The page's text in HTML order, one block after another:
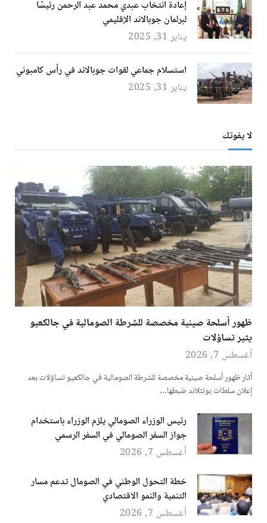
إعادة انتخاب عبدي محمد عبد الرحمن رئيسًا
لبرلمان جوبالاند الإقليمي
يناير 31, 2025
استسلام جماعي لقوات جوبالاند في رأس كامبوني
يناير 31, 2025
لا يفوتك
ظهور أسلحة صينية مخصصة للشرطة الصومالية في جالكعيو
يثير تساؤلات
أغسطس 7, 2026
أثار ظهور أسلحة صينية مخصصة للشرطة الصومالية في جالكعيو تساؤلات بعد
إعلان سلطات بونتلاند ضبطها…
رئيس الوزراء الصومالي يلزم الوزراء باستخدام
جواز السفر الصومالي في السفر الرسمي
أغسطس 7, 2026
خطة التحول الوطني في الصومال تدعم مسار
التنمية والنمو الاقتصادي
أغسطس 7, 2026